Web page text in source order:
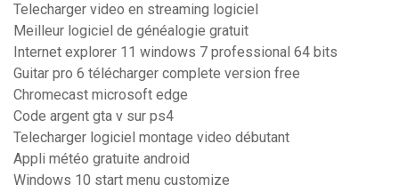
Telecharger video en streaming logiciel
Meilleur logiciel de généalogie gratuit
Internet explorer 11 windows 7 professional 64 bits
Guitar pro 6 télécharger complete version free
Chromecast microsoft edge
Code argent gta v sur ps4
Telecharger logiciel montage video débutant
Appli météo gratuite android
Windows 10 start menu customize